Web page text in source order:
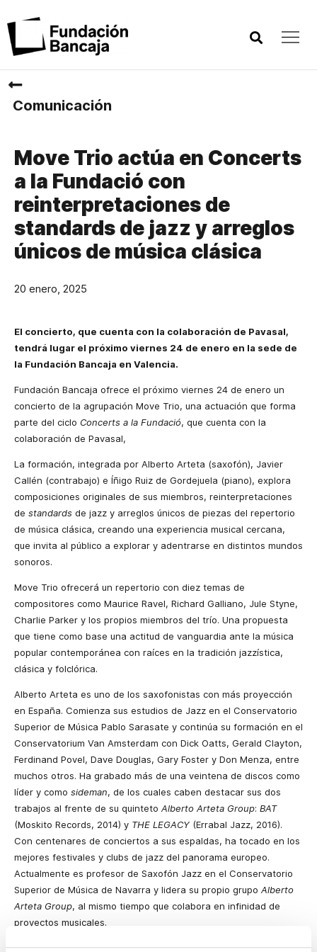
Comunicación
Move Trio actúa en Concerts
a la Fundació con
reinterpretaciones de
standards de jazz y arreglos
únicos de música clásica
20 enero, 2025
El concierto, que cuenta con la colaboración de Pavasal,
tendrá lugar el próximo viernes 24 de enero en la sede de
la Fundación Bancaja en Valencia.
Fundación Bancaja ofrece el próximo viernes 24 de enero un
concierto de la agrupación Move Trio, una actuación que forma
parte del ciclo Concerts a la Fundació, que cuenta con la
colaboración de Pavasal,
La formación, integrada por Alberto Arteta (saxofón), Javier
Callén (contrabajo) e Íñigo Ruiz de Gordejuela (piano), explora
composiciones originales de sus miembros, reinterpretaciones
de standards de jazz y arreglos únicos de piezas del repertorio
de música clásica, creando una experiencia musical cercana,
que invita al público a explorar y adentrarse en distintos mundos
sonoros.
Move Trio ofrecerá un repertorio con diez temas de
compositores como Maurice Ravel, Richard Galliano, Jule Styne,
Charlie Parker y los propios miembros del trío. Una propuesta
que tiene como base una actitud de vanguardia ante la música
popular contemporánea con raíces en la tradición jazzística,
clásica y folclórica.
Alberto Arteta es uno de los saxofonistas con más proyección
en España. Comienza sus estudios de Jazz en el Conservatorio
Superior de Música Pablo Sarasate y continúa su formación en el
Conservatorium Van Amsterdam con Dick Oatts, Gerald Clayton,
Ferdinand Povel, Dave Douglas, Gary Foster y Don Menza, entre
muchos otros. Ha grabado más de una veintena de discos como
líder y como sideman, de los cuales caben destacar sus dos
trabajos al frente de su quinteto Alberto Arteta Group: BAT
(Moskito Records, 2014) y THE LEGACY (Errabal Jazz, 2016).
Con centenares de conciertos a sus espaldas, ha tocado en los
mejores festivales y clubs de jazz del panorama europeo.
Actualmente es profesor de Saxofón Jazz en el Conservatorio
Superior de Música de Navarra y lidera su propio grupo Alberto
Arteta Group, al mismo tiempo que colabora en infinidad de
proyectos musicales.
Nacido en el seno de una familia de músicos, Íñigo Ruiz de